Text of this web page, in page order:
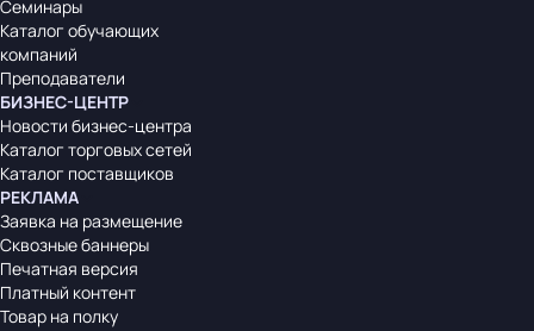
Семинары
Каталог обучающих
компаний
Преподаватели
БИЗНЕС-ЦЕНТР
Новости бизнес-центра
Каталог торговых сетей
Каталог поставщиков
РЕКЛАМА
Заявка на размещение
Сквозные баннеры
Печатная версия
Платный контент
Товар на полку